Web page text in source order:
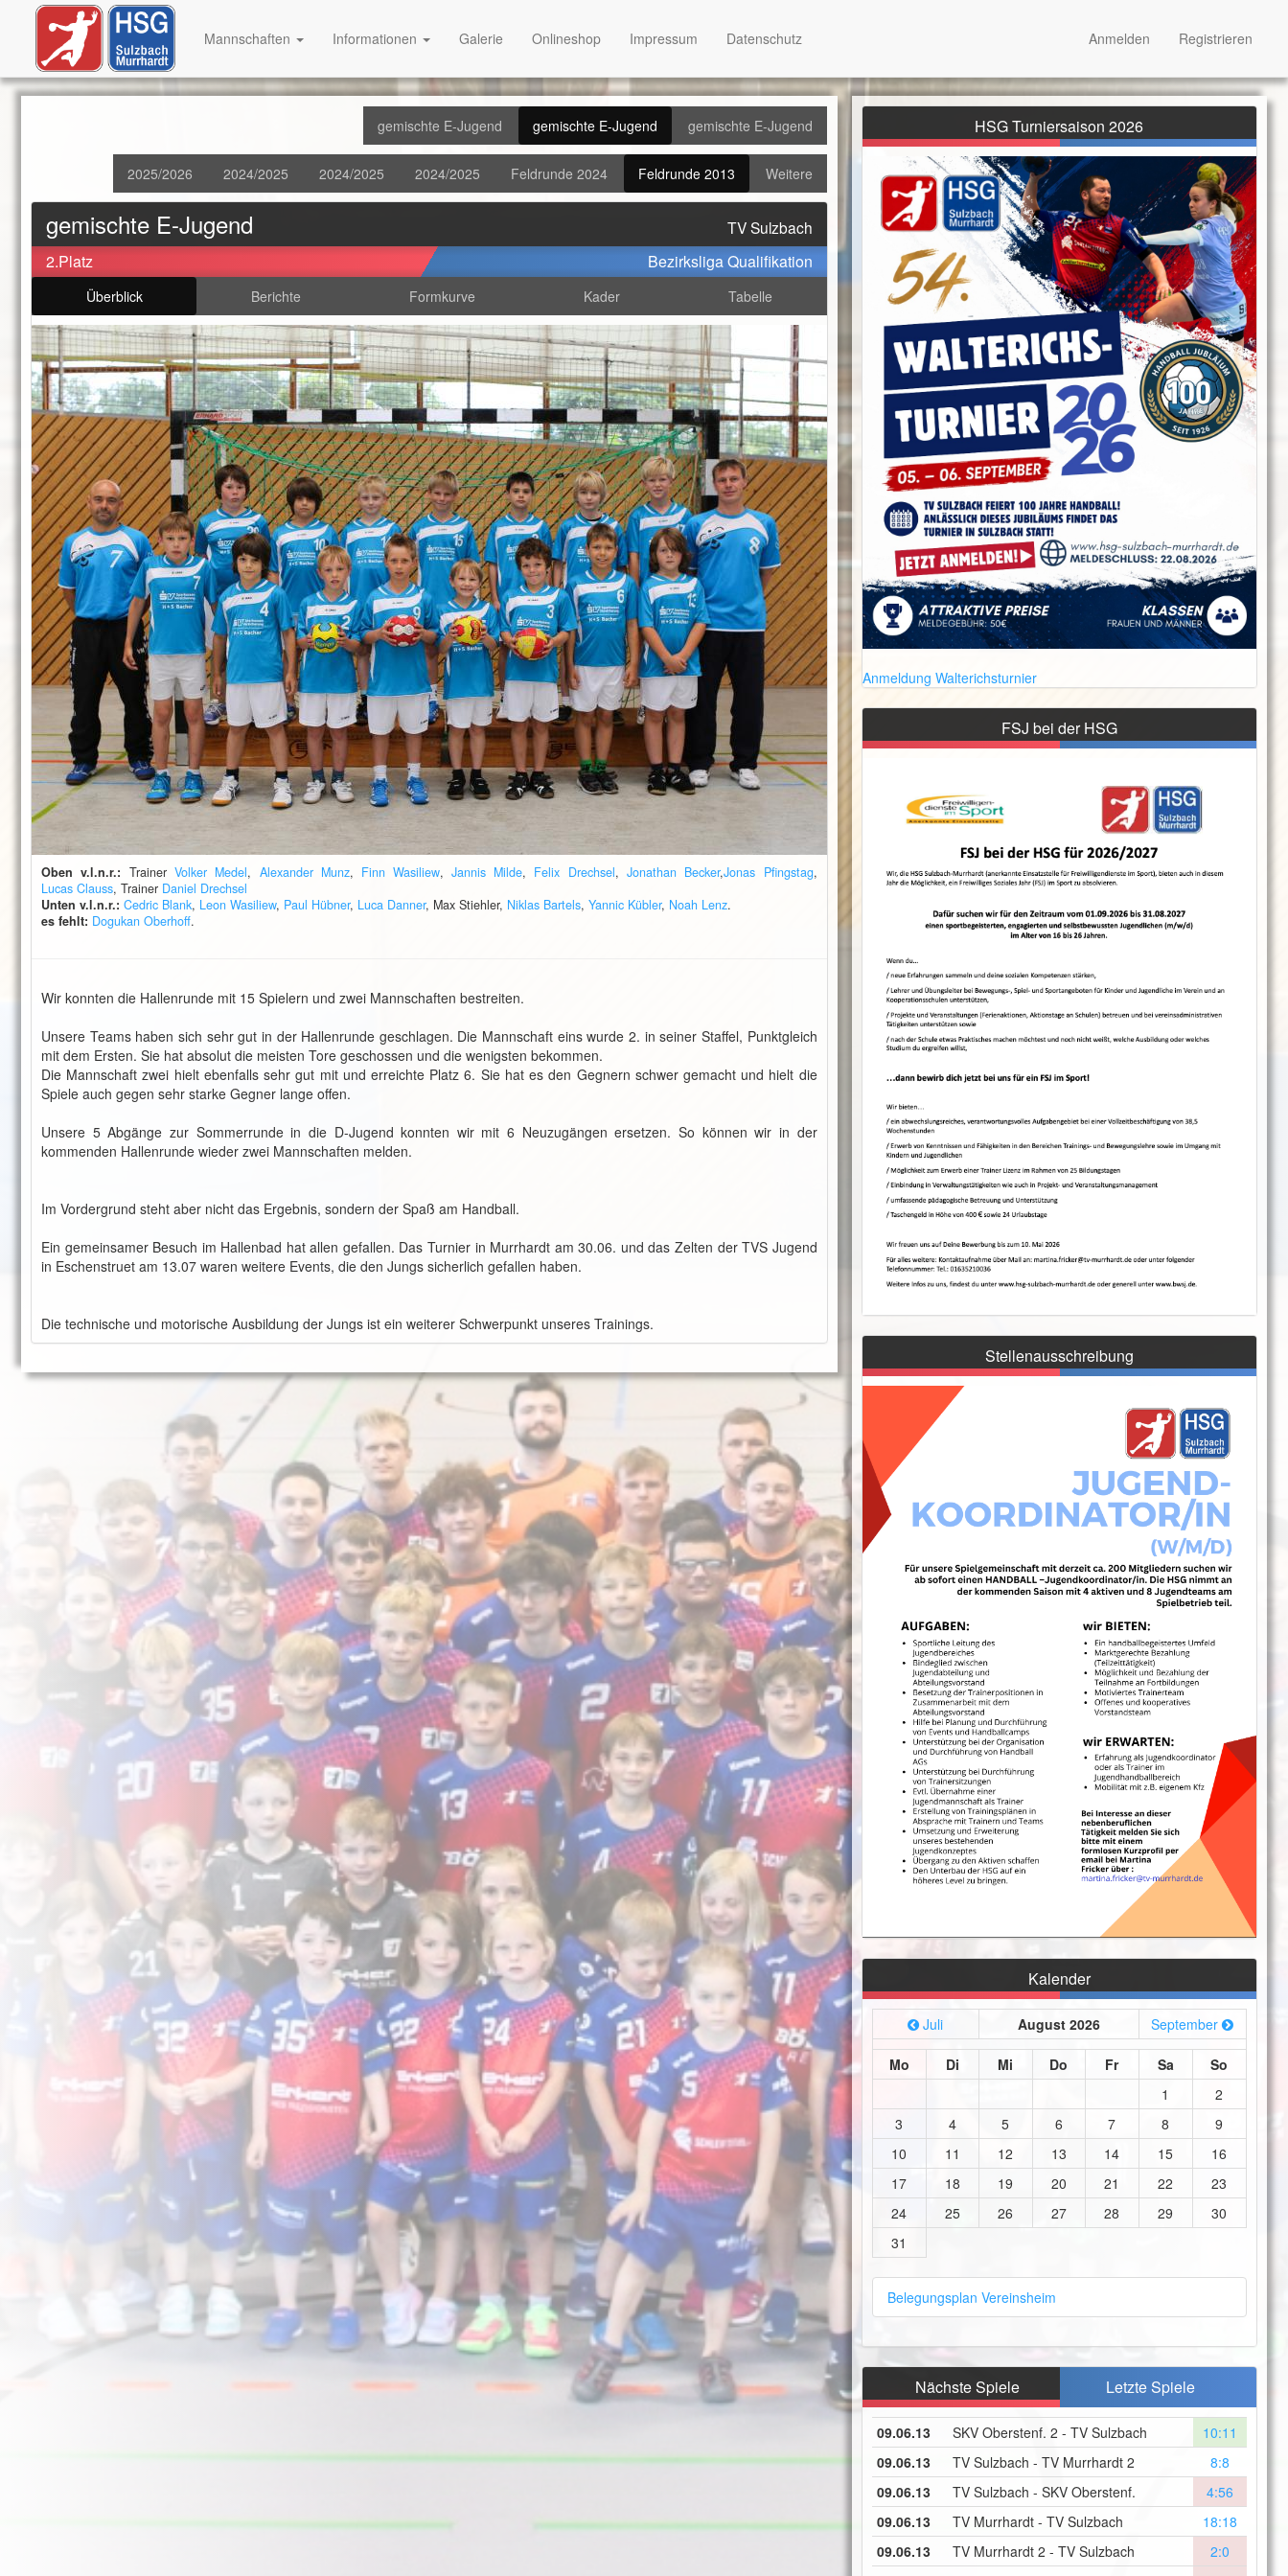
gemischte E-Jugend gemischte E-Jugend gemischte E-Jugend
2025/2026 2024/2025 2024/2025 2024/2025 Feldrunde 2024 Feldrunde 2013 Weitere
gemischte E-Jugend TV Sulzbach
2.Platz Bezirksliga Qualifikation
Überblick Berichte Formkurve Kader Tabelle
Oben v.l.n.r.: Trainer Volker Medel, Alexander Munz, Finn Wasiliew, Jannis Milde, Felix Drechsel,Jonathan Becker,Jonas Pfingstag,
Lucas Clauss, Trainer Daniel Drechsel
Unten v.l.n.r.: Cedric Blank, Leon Wasiliew, Paul Hübner, Luca Danner, Max Stiehler, Niklas Bartels, Yannic Kübler, Noah Lenz.
es fehlt: Dogukan Oberhoff.
Wir konnten die Hallenrunde mit 15 Spielern und zwei Mannschaften bestreiten.
Unsere Teams haben sich sehr gut in der Hallenrunde geschlagen. Die Mannschaft eins wurde 2. in seiner Staffel, Punktgleich
mit dem Ersten. Sie hat absolut die meisten Tore geschossen und die wenigsten bekommen.
Die Mannschaft zwei hielt ebenfalls sehr gut mit und erreichte Platz 6. Sie hat es den Gegnern schwer gemacht und hielt die
Spiele auch gegen sehr starke Gegner lange offen.
Unsere 5 Abgänge zur Sommerrunde in die D-Jugend konnten wir mit 6 Neuzugängen ersetzen. So können wir in der
kommenden Hallenrunde wieder zwei Mannschaften melden.
Im Vordergrund steht aber nicht das Ergebnis, sondern der Spaß am Handball.
Ein gemeinsamer Besuch im Hallenbad hat allen gefallen. Das Turnier in Murrhardt am 30.06. und das Zelten der TVS Jugend
in Eschenstruet am 13.07 waren weitere Events, die den Jungs sicherlich gefallen haben.
Die technische und motorische Ausbildung der Jungs ist ein weiterer Schwerpunkt unseres Trainings.
HSG Turniersaison 2026
Anmeldung Walterichsturnier
FSJ bei der HSG
Stellenausschreibung
Kalender
Juli August 2026 September
Mo Di Mi Do Fr Sa
So
1
2
3
4 5 6 7 8
9
10
11 12 13 14 15
16
17
18 19 20 21 22
23
24
25 26 27 28 29
30
31
Belegungsplan Vereinsheim
Nächste Spiele Letzte Spiele
09.06.13 SKV Oberstenf. 2 - TV Sulzbach
10:11
09.06.13
TV Sulzbach - TV Murrhardt 2
8:8
09.06.13
TV Sulzbach - SKV Oberstenf.
4:56
09.06.13
TV Murrhardt - TV Sulzbach
18:18
09.06.13
TV Murrhardt 2 - TV Sulzbach
2:0
Mannschaften Informationen Galerie Onlineshop Impressum Datenschutz Anmelden Registrieren